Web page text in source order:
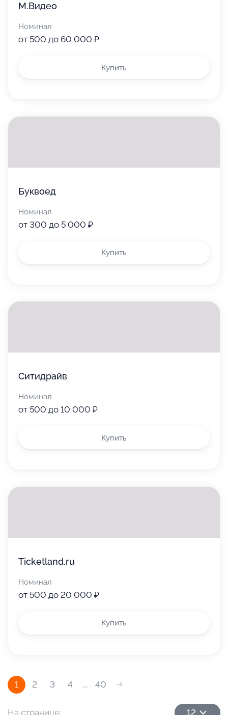
М.Видео
Номинал
от 500 до 60 000 ₽
Купить
Буквоед
Номинал
от 300 до 5 000 ₽
Купить
Ситидрайв
Номинал
от 500 до 10 000 ₽
Купить
Ticketland.ru
Номинал
от 500 до 20 000 ₽
Купить
1 2 3 4 ... 40
На странице: 12